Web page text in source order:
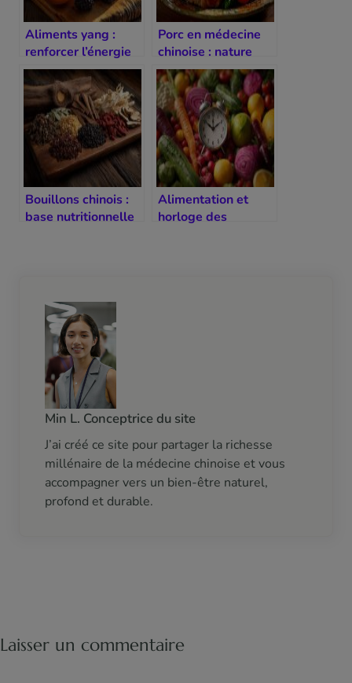
Aliments yang :
renforcer l’énergie
vitale au quotidien
Porc en médecine
chinoise : nature
neutre et usage
tonifiant
Bouillons chinois :
base nutritionnelle
Alimentation et
horloge des
Min L. Conceptrice du site
J’ai créé ce site pour partager la richesse
millénaire de la médecine chinoise et vous
accompagner vers un bien-être naturel,
profond et durable.
Laisser un commentaire